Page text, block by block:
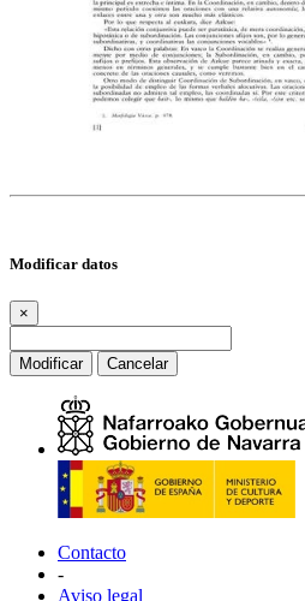
Modificar datos
×
Modificar Cancelar
Contacto
-
Aviso legal